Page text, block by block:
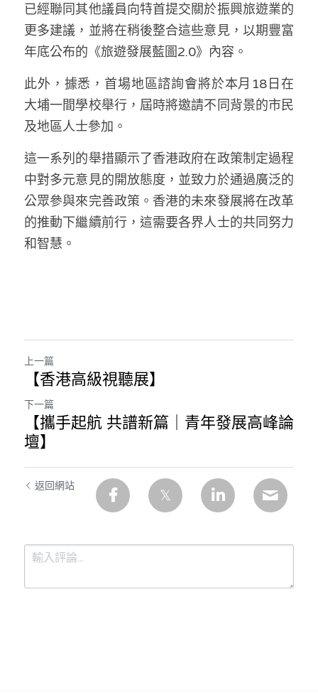
陳子遷律師專欄
羅浚軒專欄
溫志倫專欄
汪明欣專欄
莊豪鋒專欄
香港科技專上書院｜專欄
已經聯同其他議員向特首提交關於振興旅遊業的
更多建議，並將在稍後整合這些意見，以期豐富
年底公布的《旅遊發展藍圖2.0》內容。
此外，據悉，首場地區諮詢會將於本月18日在
大埔一間學校舉行，屆時將邀請不同背景的市民
及地區人士參加。
這一系列的舉措顯示了香港政府在政策制定過程
中對多元意見的開放態度，並致力於通過廣泛的
公眾參與來完善政策。香港的未來發展將在改革
的推動下繼續前行，這需要各界人士的共同努力
和智慧。
上一篇
【香港高級視聽展】
下一篇
【攜手起航 共譜新篇｜青年發展高峰論
壇】
返回網站